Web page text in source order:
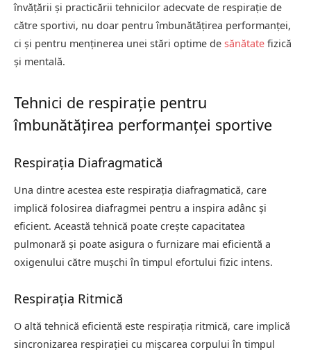
învățării și practicării tehnicilor adecvate de respirație de
către sportivi, nu doar pentru îmbunătățirea performanței,
ci și pentru menținerea unei stări optime de sănătate fizică
și mentală.
Tehnici de respirație pentru
îmbunătățirea performanței sportive
Respirația Diafragmatică
Una dintre acestea este respirația diafragmatică, care
implică folosirea diafragmei pentru a inspira adânc și
eficient. Această tehnică poate crește capacitatea
pulmonară și poate asigura o furnizare mai eficientă a
oxigenului către mușchi în timpul efortului fizic intens.
Respirația Ritmică
O altă tehnică eficientă este respirația ritmică, care implică
sincronizarea respirației cu mișcarea corpului în timpul